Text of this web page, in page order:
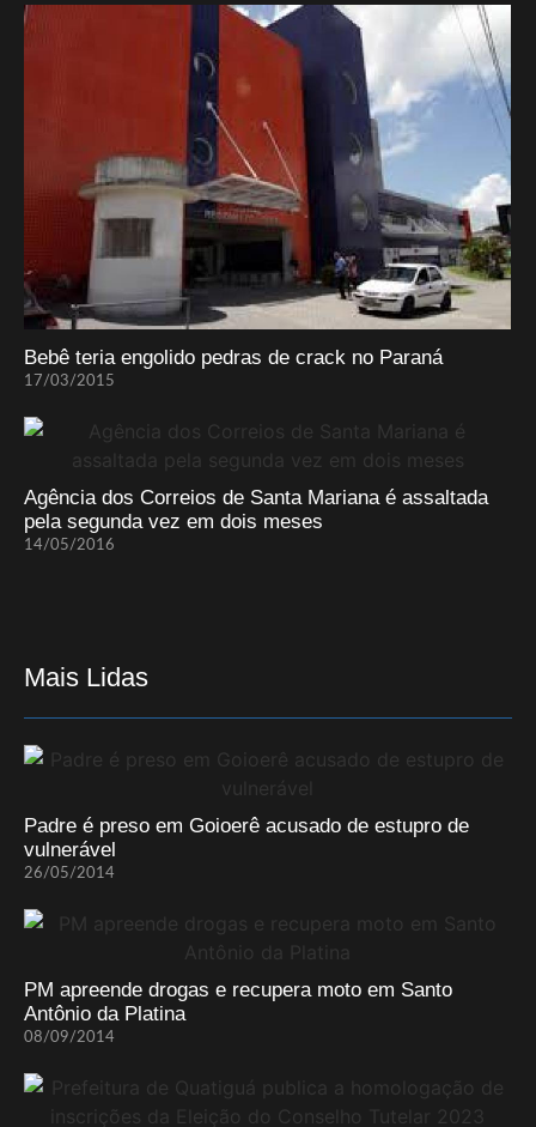
Bebê teria engolido pedras de crack no Paraná
17/03/2015
Agência dos Correios de Santa Mariana é assaltada
pela segunda vez em dois meses
14/05/2016
Mais Lidas
Padre é preso em Goioerê acusado de estupro de
vulnerável
26/05/2014
PM apreende drogas e recupera moto em Santo
Antônio da Platina
08/09/2014